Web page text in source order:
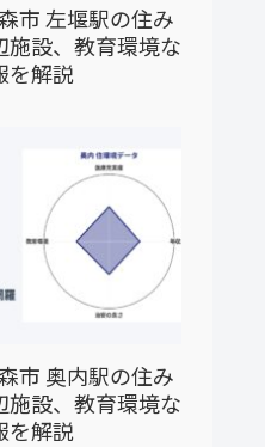
市 左堰駅の住み
施設、教育環境な
を解説
市 奥内駅の住み
施設、教育環境な
を解説